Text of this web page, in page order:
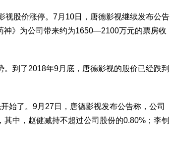
视股价涨停。7月10日，唐德影视继续发布公告
神》为公司带来约为1650—2100万元的票房收
到了2018年9月底，唐德影视的股价已经跌到
始了。9月27日，唐德影视发布公告称，公司
中，赵健减持不超过公司股份的0.80%；李钊